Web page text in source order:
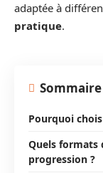
adaptée à
pratique.
Sommaire
Pourquoi
Quels formats
progression ?